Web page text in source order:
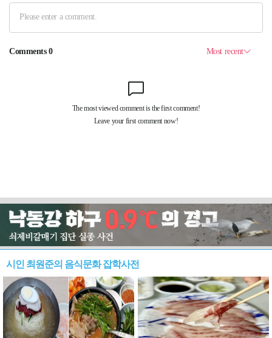
시인 최원준의 음식문화 잡학사전